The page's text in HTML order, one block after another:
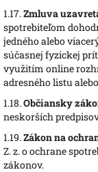
1.17.Zmluva
spotrebiteľom
jedného alebo
súčasnej fyzickej
využitím online
adresného listu
1.18.Občiansky
neskorších
1.19.Zákon na
Z. z. o ochrane
zákonov.